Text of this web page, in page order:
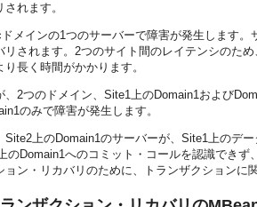
れます。
メインの1つのサーバーで障害が発生します
リされます。2つのサイト間のレイテンシのた
長く時間がかかります。
、2つのドメイン、Site1上のDomain1および
のみで障害が発生します。
Site2上のDomain1のサーバーが、Site1上のデ
のDomain1へのコミット・コールを認識でき
ョン・リカバリのために、トランザクション